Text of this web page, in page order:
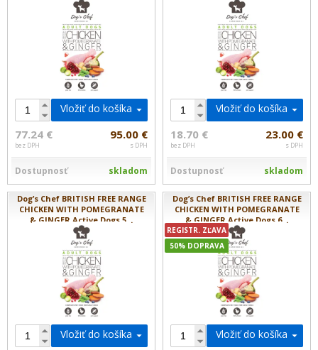
Vložiť do košíka
77.24 €
bez DPH
95.00 €
s DPH
Dostupnosť skladom
Vložiť do košíka
18.70 €
bez DPH
23.00 €
s DPH
Dostupnosť skladom
Dog’s Chef BRITISH FREE RANGE
CHICKEN WITH POMEGRANATE
& GINGER Active Dogs 5...
Vložiť do košíka
Dog’s Chef BRITISH FREE RANGE
CHICKEN WITH POMEGRANATE
& GINGER Active Dogs 6...
REGISTR. ZĽAVA
50% DOPRAVA
Vložiť do košíka